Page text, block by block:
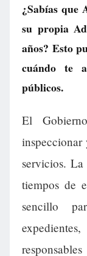
¿Sabías que
su propia
años? Esto
cuándo te
públicos.
El
inspeccionar
servicios.
tiempos de
sencillo